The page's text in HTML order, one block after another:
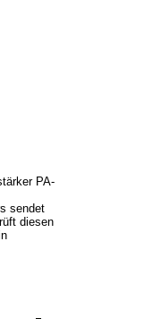
PA-
sendet
diesen